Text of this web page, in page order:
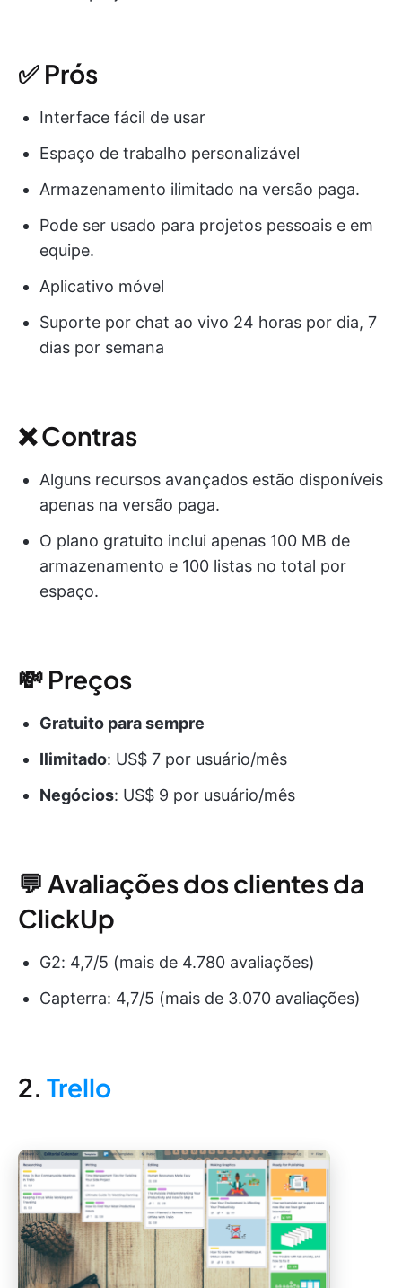
✅ Prós
Interface fácil de usar
Espaço de trabalho personalizável
Armazenamento ilimitado na versão paga.
Pode ser usado para projetos pessoais e em
equipe.
Aplicativo móvel
Suporte por chat ao vivo 24 horas por dia, 7
dias por semana
❌ Contras
Alguns recursos avançados estão disponíveis
apenas na versão paga.
O plano gratuito inclui apenas 100 MB de
armazenamento e 100 listas no total por
espaço.
💸 Preços
Gratuito para sempre
Ilimitado: US$ 7 por usuário/mês
Negócios: US$ 9 por usuário/mês
💬 Avaliações dos clientes da
ClickUp
G2: 4,7/5 (mais de 4.780 avaliações)
Capterra: 4,7/5 (mais de 3.070 avaliações)
2. Trello